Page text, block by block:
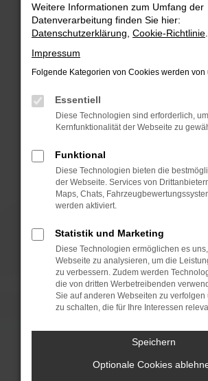
Überprüfe deine Firewall und
Internetverbindung.
Laden andere Webseiten, zum
Suchmaschine?
Prüfe deine
können das Laden bestimmter
verhindern. Funktioniert die Seite
anderen Browser oder in einem
Fenster?
Starte dein Gerät neu.
Das kann manchmal helfen,
Probleme zu beheben.
Betriebssystem auf dem
sind.
Veraltete Software birgt nicht nur
Sicherheitsrisiko, sondern kann
führen, dass bestimmte
unterstützt werden.
Wende dich an den
Wenn du alle oben genannten
hast, kontaktiere uns bitte. Wir
Weitere Informationen zum Umfang der
Datenverarbeitung finden Sie hier:
Datenschutzerklärung Cookie-Richtlinie
Impressum
Folgende Kategorien von Cookies werden von
Essentiell
Diese Technologien sind erforderlich,
Kernfunktionalität der Webseite zu
Funktional
Diese Technologien bieten die
der Webseite. Services von
Maps, Chats,
werden aktiviert.
Statistik und Marketing
Diese Technologien ermöglichen es
Webseite zu analysieren, um die
zu verbessern. Zudem werden
die von dritten Werbetreibenden
Sie auf anderen Webseiten zu verfolgen
zu schalten, die für Ihre Interessen
Speichern
Optionale Cookies